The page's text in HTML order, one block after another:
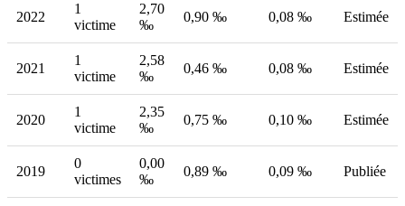
2022
1
victime
2,70
‰
0,90 ‰ 0,08 ‰ Estimée
2021
1
victime
2,58
‰
0,46 ‰ 0,08 ‰ Estimée
2020
1
victime
2,35
‰
0,75 ‰ 0,10 ‰ Estimée
2019
0
victimes
0,00
‰
0,89 ‰ 0,09 ‰ Publiée